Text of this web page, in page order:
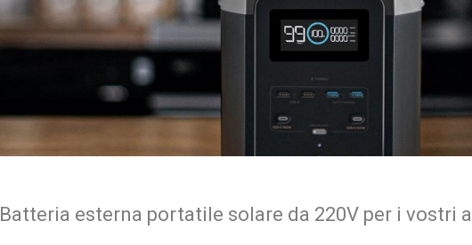
Batteria esterna portatile solare da 220V per i vostri